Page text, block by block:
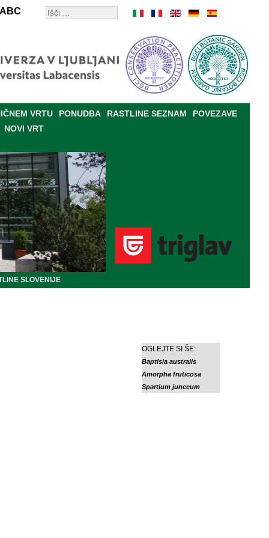
ABC
VRTU PONUDBA RASTLINE SEZNAM
POVEZAVE
NOVI VRT
SLOVENIJE
OGLEJTE SI ŠE:
Baptisia australis
Amorpha fruticosa
Spartium junceum